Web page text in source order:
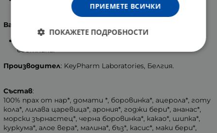
Важно
светлина.
Производител: KeyPharm Laboratories, Белгия.
Състав:
100% прах от нар*, домати *, боровинка*, ацерола*, готу
кола*, лилава царевица*, арония*, годжи бери*, ананас*,
морски зърнастец*, черна боровинка*, какао*, шипка*,
куркума*, алое вера*, малина*, бъз*, касис*, маки бери*,
ПРИЕМЕТЕ ВСИЧКИ
ПОКАЖЕТЕ ПОДРОБНОСТИ